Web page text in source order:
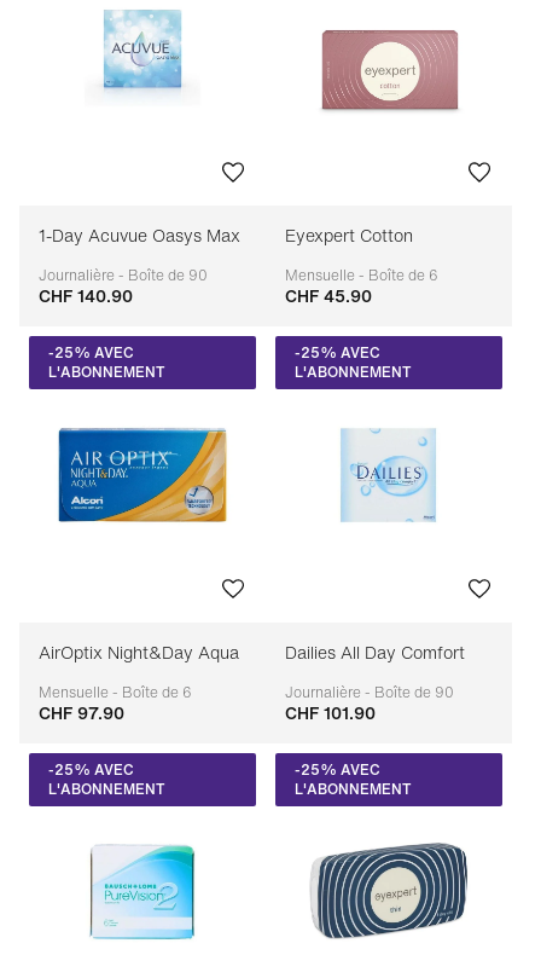
1-Day Acuvue Oasys Max
Journalière - Boîte de 90
Adaptable
CHF 140.90
Eyexpert Cotton
Mensuelle - Boîte de 6
Adaptable
CHF 45.90
-25% AVEC
L'ABONNEMENT
AirOptix Night&Day Aqua
Mensuelle - Boîte de 6
Adaptable
CHF 97.90
-25% AVEC
L'ABONNEMENT
Dailies All Day Comfort
Journalière - Boîte de 90
Adaptable
CHF 101.90
-25% AVEC
L'ABONNEMENT
-25% AVEC
L'ABONNEMENT